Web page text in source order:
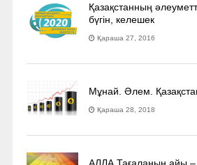
Қазақстанның
бүгін, келешек
Қараша 27, 2016
Мұнай. Әлем.
Қараша 28, 2018
АЛЛА Тағаланың айы –